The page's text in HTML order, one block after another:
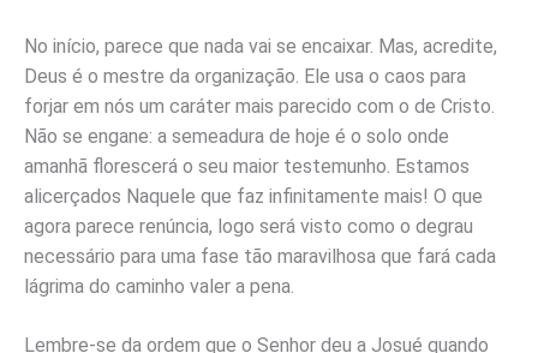
No início, parece que nada vai se encaixar. Mas, acredite,
Deus é o mestre da organização. Ele usa o caos para
forjar em nós um caráter mais parecido com o de Cristo.
Não se engane: a semeadura de hoje é o solo onde
amanhã florescerá o seu maior testemunho. Estamos
alicerçados Naquele que faz infinitamente mais! O que
agora parece renúncia, logo será visto como o degrau
necessário para uma fase tão maravilhosa que fará cada
lágrima do caminho valer a pena.
Lembre-se da ordem que o Senhor deu a Josué quando